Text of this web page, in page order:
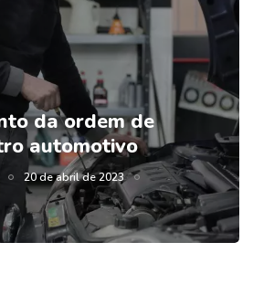
da ordem de
automotivo
20 de abril de 2023